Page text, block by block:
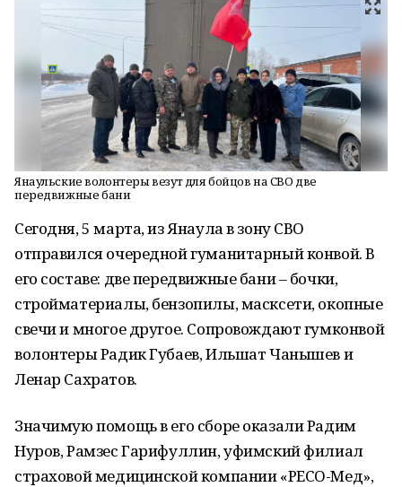
Янаульские волонтеры везут для бойцов на СВО две
передвижные бани
Сегодня, 5 марта, из Янаула в зону СВО
отправился очередной гуманитарный конвой. В
его составе: две передвижные бани – бочки,
стройматериалы, бензопилы, масксети, окопные
свечи и многое другое. Сопровождают гумконвой
волонтеры Радик Губаев, Ильшат Чанышев и
Ленар Сахратов.
Значимую помощь в его сборе оказали Радим
Нуров, Рамзес Гарифуллин, уфимский филиал
страховой медицинской компании «РЕСО-Мед»,